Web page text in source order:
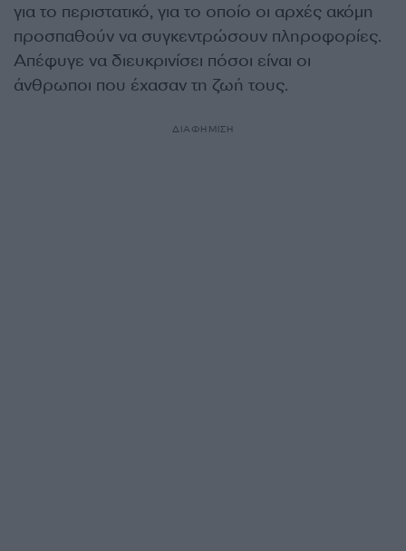
για το περιστατικό, για το οποίο οι αρχές ακόμη
προσπαθούν να συγκεντρώσουν πληροφορίες.
Απέφυγε να διευκρινίσει πόσοι είναι οι
άνθρωποι που έχασαν τη ζωή τους.
ΔΙΑΦΗΜΙΣΗ